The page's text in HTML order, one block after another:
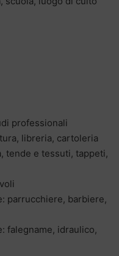
professionali
libreria, cartoleria
tende e tessuti, tappeti,
parrucchiere, barbiere,
falegname, idraulico,